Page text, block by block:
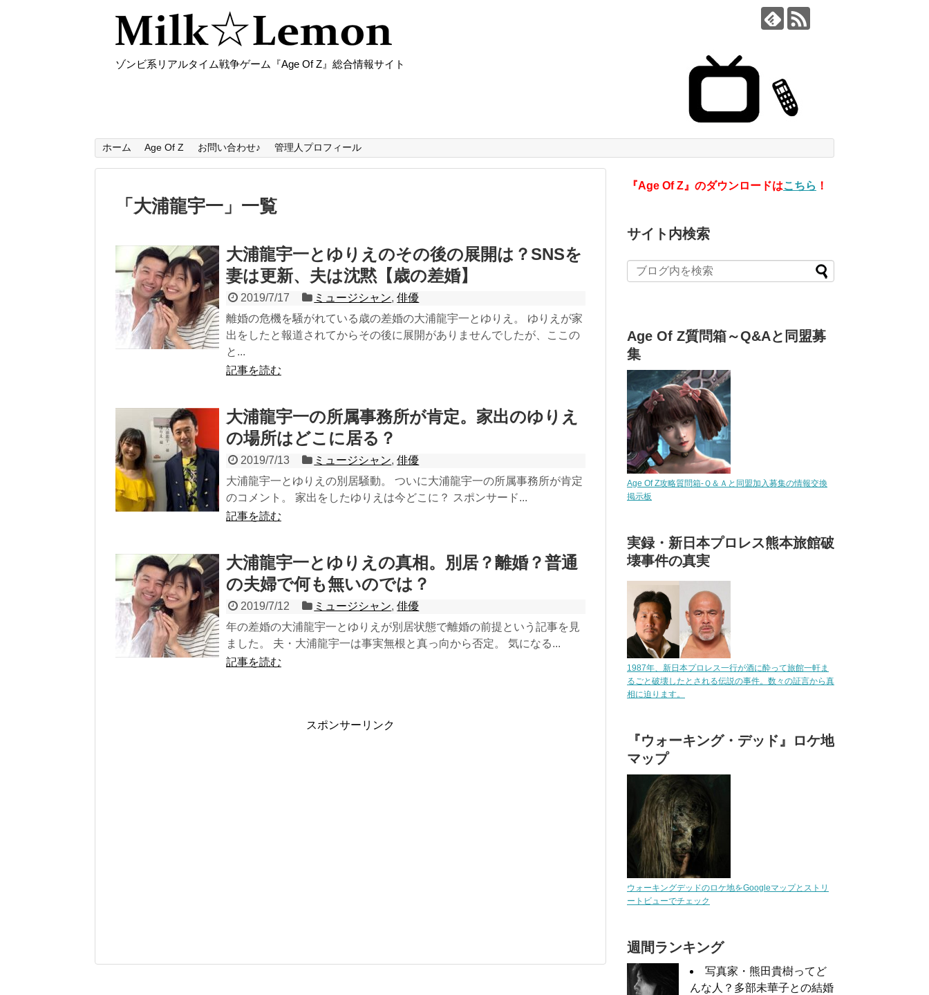
ゾンビ系リアルタイム戦争ゲーム『Age Of Z』総合情報サイト
ホーム Age Of Z お問い合わせ♪ 管理人プロフィール
「 大浦龍宇一 」 一覧
大浦龍宇一とゆりえのその後の展開は？SNSを
妻は更新、夫は沈黙【歳の差婚】
2019/7/17 ミュージシャン,俳優
離婚の危機を騒がれている歳の差婚の大浦龍宇一とゆりえ。 ゆりえが家
出をしたと報道されてからその後に展開がありませんでしたが、ここの
と...
記事を読む
大浦龍宇一の所属事務所が肯定。家出のゆりえ
の場所はどこに居る？
2019/7/13 ミュージシャン,俳優
大浦龍宇一とゆりえの別居騒動。 ついに大浦龍宇一の所属事務所が肯定
のコメント。 家出をしたゆりえは今どこに？ スポンサード...
記事を読む
大浦龍宇一とゆりえの真相。別居？離婚？普通
の夫婦で何も無いのでは？
2019/7/12 ミュージシャン,俳優
年の差婚の大浦龍宇一とゆりえが別居状態で離婚の前提という記事を見
ました。 夫・大浦龍宇一は事実無根と真っ向から否定。 気になる...
記事を読む
スポンサーリンク
『Age Of Z』のダウンロードはこちら ！
サイト内検索
Age Of Z質問箱～Q&Aと同盟募
集
Age Of Z攻略質問箱-Ｑ＆Ａと同盟加入募集の情報交換
掲示板
実録・新日本プロレス熊本旅館破
壊事件の真実
1987年、新日本プロレス一行が酒に酔って旅館一軒ま
るごと破壊したとされる伝説の事件。数々の証言から真
相に迫ります。
『ウォーキング・デッド』ロケ地
マップ
ウォーキングデッドのロケ地をGoogleマップとストリ
ートビューでチェック
週間ランキング
写真家・熊田貴樹ってど
んな人？多部未華子との結婚